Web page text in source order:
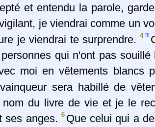
et entendu la parole,
je viendrai comme un
je viendrai te surprendre.4π
qui n'ont pas souillé
moi en vêtements blancs
sera habillé de
nom du livre de vie et je le
ses anges.6 Que celui qui a